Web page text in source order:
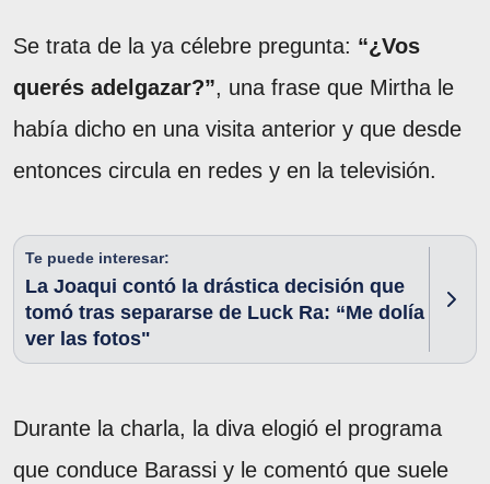
Se trata de la ya célebre pregunta: “¿Vos
querés adelgazar?”, una frase que Mirtha le
había dicho en una visita anterior y que desde
entonces circula en redes y en la televisión.
Te puede interesar:
La Joaqui contó la drástica decisión que
tomó tras separarse de Luck Ra: “Me dolía
ver las fotos"
Durante la charla, la diva elogió el programa
que conduce Barassi y le comentó que suele